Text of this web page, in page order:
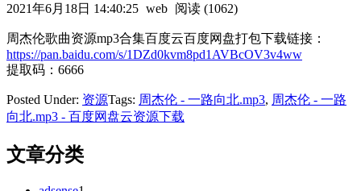
2021年6月18日 14:40:25 web 阅读 (1062)
周杰伦歌曲资源mp3合集百度云百度网盘打包下载链接：
https://pan.baidu.com/s/1DZd0kvm8pd1AVBcOV3v4ww
提取码：6666
Posted Under: 资源Tags: 周杰伦 - 一路向北.mp3, 周杰伦 - 一路
向北.mp3 - 百度网盘云资源下载
文章分类